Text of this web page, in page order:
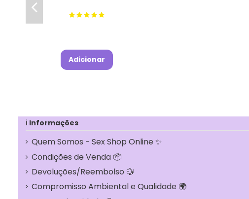
Adicionar
ℹ Informações
Quem Somos - Sex Shop Online ✨
Condições de Venda 📦
Devoluções/Reembolso 💱
Compromisso Ambiental e Qualidade 🌍